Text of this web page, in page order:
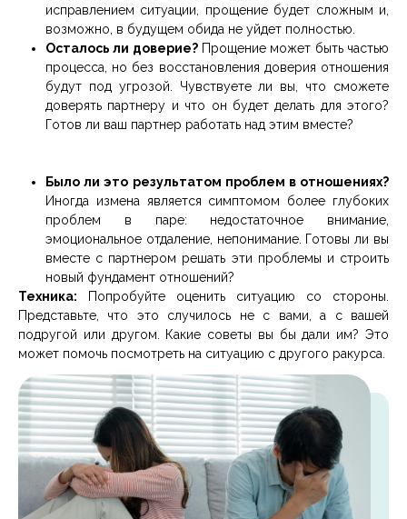
исправлением ситуации, прощение будет сложным и,
возможно, в будущем обида не уйдет полностью.
Осталось ли доверие?Прощение может быть частью
процесса, но без восстановления доверия отношения
будут под угрозой. Чувствуете ли вы, что сможете
доверять партнеру и что он будет делать для этого?
Готов ли ваш партнер работать над этим вместе?
Было ли это результатом проблем в отношениях?
Иногда измена является симптомом более глубоких
проблем в паре: недостаточное внимание,
эмоциональное отдаление, непонимание. Готовы ли вы
вместе с партнером решать эти проблемы и строить
новый фундамент отношений?
Техника: Попробуйте оценить ситуацию со стороны.
Представьте, что это случилось не с вами, а с вашей
подругой или другом. Какие советы вы бы дали им? Это
может помочь посмотреть на ситуацию с другого ракурса.